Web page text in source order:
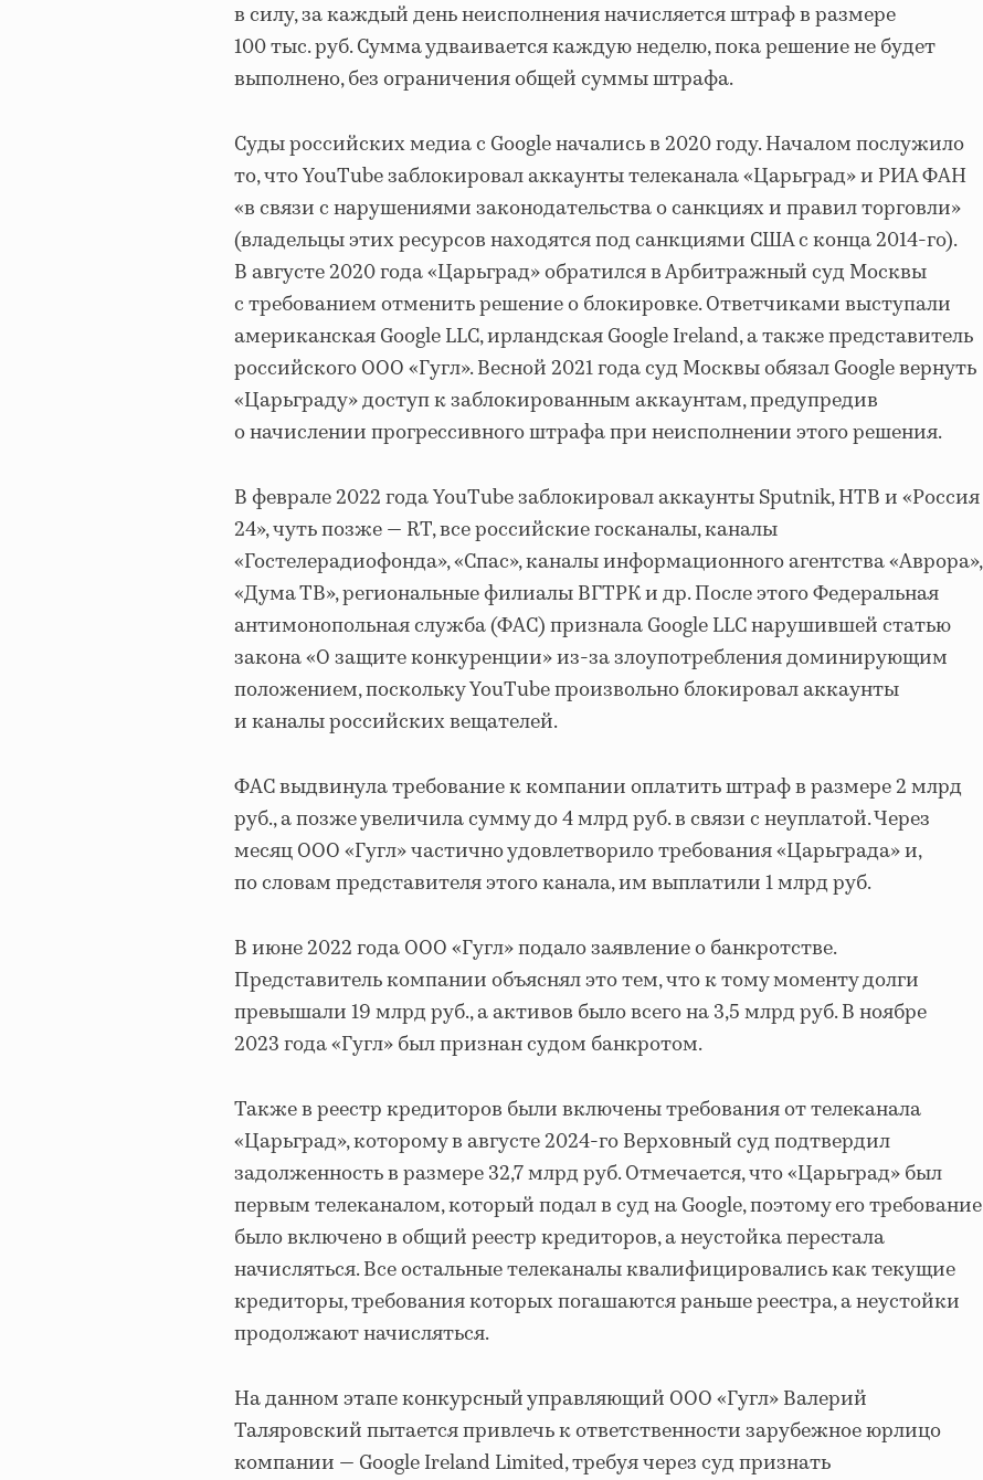
в силу, за каждый день неисполнения начисляется штраф в размере
100 тыс. руб. Сумма удваивается каждую неделю, пока решение не будет
выполнено, без ограничения общей суммы штрафа.
Суды российских медиа с Google начались в 2020 году. Началом послужило
то, что YouTube заблокировал аккаунты телеканала «Царьград» и РИА ФАН
«в связи с нарушениями законодательства о санкциях и правил торговли»
(владельцы этих ресурсов находятся под санкциями США с конца 2014-го).
В августе 2020 года «Царьград» обратился в Арбитражный суд Москвы
с требованием отменить решение о блокировке. Ответчиками выступали
американская Google LLC, ирландская Google Ireland, а также представитель
российского ООО «Гугл». Весной 2021 года суд Москвы обязал Google вернуть
«Царьграду» доступ к заблокированным аккаунтам, предупредив
о начислении прогрессивного штрафа при неисполнении этого решения.
В феврале 2022 года YouTube заблокировал аккаунты Sputnik, НТВ и «Россия
24», чуть позже — RT, все российские госканалы, каналы
«Гостелерадиофонда», «Спас», каналы информационного агентства «Аврора»,
«Дума ТВ», региональные филиалы ВГТРК и др. После этого Федеральная
антимонопольная служба (ФАС) признала Google LLC нарушившей статью
закона «О защите конкуренции» из-за злоупотребления доминирующим
положением, поскольку YouTube произвольно блокировал аккаунты
и каналы российских вещателей.
ФАС выдвинула требование к компании оплатить штраф в размере 2 млрд
руб., а позже увеличила сумму до 4 млрд руб. в связи с неуплатой. Через
месяц ООО «Гугл» частично удовлетворило требования «Царьграда» и,
по словам представителя этого канала, им выплатили 1 млрд руб.
В июне 2022 года ООО «Гугл» подало заявление о банкротстве.
Представитель компании объяснял это тем, что к тому моменту долги
превышали 19 млрд руб., а активов было всего на 3,5 млрд руб. В ноябре
2023 года «Гугл» был признан судом банкротом.
Также в реестр кредиторов были включены требования от телеканала
«Царьград», которому в августе 2024-го Верховный суд подтвердил
задолженность в размере 32,7 млрд руб. Отмечается, что «Царьград» был
первым телеканалом, который подал в суд на Google, поэтому его требование
было включено в общий реестр кредиторов, а неустойка перестала
начисляться. Все остальные телеканалы квалифицировались как текущие
кредиторы, требования которых погашаются раньше реестра, а неустойки
продолжают начисляться.
На данном этапе конкурсный управляющий ООО «Гугл» Валерий
Таляровский пытается привлечь к ответственности зарубежное юрлицо
компании — Google Ireland Limited, требуя через суд признать